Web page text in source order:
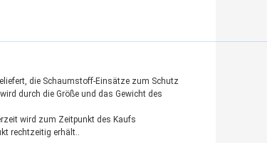
die Schaumstoff-Einsätze zum Schutz
durch die Größe und das Gewicht des
wird zum Zeitpunkt des Kaufs
rechtzeitig erhält..